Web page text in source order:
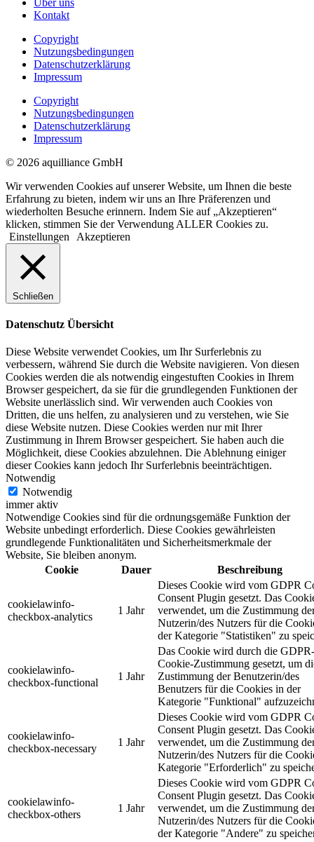
Kontakt
Copyright
Nutzungsbedingungen
Datenschutzerklärung
Impressum
Copyright
Nutzungsbedingungen
Datenschutzerklärung
Impressum
© 2026 aquilliance GmbH
Wir verwenden Cookies auf unserer Website, um Ihnen die beste
Erfahrung zu bieten, indem wir uns an Ihre Präferenzen und
wiederholten Besuche erinnern. Indem Sie auf „Akzeptieren“
klicken, stimmen Sie der Verwendung ALLER Cookies zu.
Einstellungen
Akzeptieren
Schließen
Datenschutz Übersicht
Diese Website verwendet Cookies, um Ihr Surferlebnis zu
verbessern, während Sie durch die Website navigieren. Von diesen
Cookies werden die als notwendig eingestuften Cookies in Ihrem
Browser gespeichert, da sie für die grundlegenden Funktionen der
Website unerlässlich sind. Wir verwenden auch Cookies von
Dritten, die uns helfen, zu analysieren und zu verstehen, wie Sie
diese Website nutzen. Diese Cookies werden nur mit Ihrer
Zustimmung in Ihrem Browser gespeichert. Sie haben auch die
Möglichkeit, diese Cookies abzulehnen. Die Ablehnung einiger
dieser Cookies kann jedoch Ihr Surferlebnis beeinträchtigen.
Notwendig
Notwendig
immer aktiv
Notwendige Cookies sind für die ordnungsgemäße Funktion der
Website unbedingt erforderlich. Diese Cookies gewährleisten
grundlegende Funktionalitäten und Sicherheitsmerkmale der
Website, Sie bleiben anonym.
Cookie
Dauer Beschreibung
cookielawinfo-
checkbox-analytics
1 Jahr
Dieses Cookie wird vom GDPR
Consent Plugin gesetzt. Das
verwendet, um die Zustimmung
Nutzerin/des Nutzers für die
der Kategorie "Statistiken" zu
cookielawinfo-
checkbox-functional
1 Jahr
Das Cookie wird durch die GDPR-
Cookie-Zustimmung gesetzt, um
Zustimmung der Benutzerin/des
Benutzers für die Cookies in der
Kategorie "Funktional"
cookielawinfo-
checkbox-necessary
1 Jahr
Dieses Cookie wird vom GDPR
Consent Plugin gesetzt. Das
verwendet, um die Zustimmung
Nutzerin/des Nutzers für die
Kategorie "Erforderlich" zu
cookielawinfo-
checkbox-others
1 Jahr
Dieses Cookie wird vom GDPR
Consent Plugin gesetzt. Das
verwendet, um die Zustimmung
Nutzerin/des Nutzers für die
der Kategorie "Andere" zu